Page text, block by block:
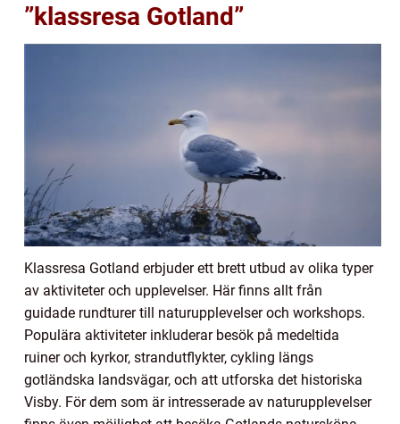
”klassresa Gotland”
Klassresa Gotland erbjuder ett brett utbud av olika typer
av aktiviteter och upplevelser. Här finns allt från
guidade rundturer till naturupplevelser och workshops.
Populära aktiviteter inkluderar besök på medeltida
ruiner och kyrkor, strandutflykter, cykling längs
gotländska landsvägar, och att utforska det historiska
Visby. För dem som är intresserade av naturupplevelser